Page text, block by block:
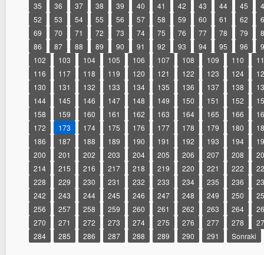
35
36 37 38 39 40 41 42 43 44 45
52
53 54 55 56 57 58 59 60 61 62
69
70 71 72 73 74 75 76 77 78 79
86
87 88 89 90 91 92 93 94 95 96
102
103 104 105 106 107 108 109 110
116
117 118 119 120 121 122 123 124
130
131 132 133 134 135 136 137 138
144
145 146 147 148 149 150 151 152
158
159 160 161 162 163 164 165 166
172
173 174 175 176 177 178 179 180
186
187 188 189 190 191 192 193 194
200
201 202 203 204 205 206 207 208
214
215 216 217 218 219 220 221 222
228
229 230 231 232 233 234 235 236
242
243 244 245 246 247 248 249 250
256
257 258 259 260 261 262 263 264
270
271 272 273 274 275 276 277 278
284
285 286 287 288 289 290 291 Sonraki